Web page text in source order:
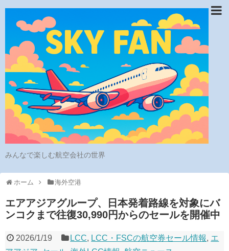
みんなで楽しむ航空会社の世界
ホーム 海外空港
エアアジアグループ、日本発着路線を対象にバ
ンコクまで往復30,990円からのセールを開催中
2026/1/19 LCC, LCC・FSCの航空券セール情報, エ